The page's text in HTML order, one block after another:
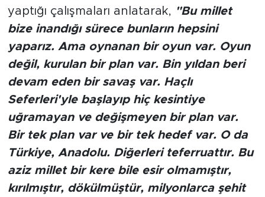
yaptığı çalışmaları anlatarak, "Bu millet
bize inandığı sürece bunların hepsini
yaparız. Ama oynanan bir oyun var. Oyun
değil, kurulan bir plan var. Bin yıldan beri
devam eden bir savaş var. Haçlı
Seferleri'yle başlayıp hiç kesintiye
uğramayan ve değişmeyen bir plan var.
Bir tek plan var ve bir tek hedef var. O da
Türkiye, Anadolu. Diğerleri teferruattır. Bu
aziz millet bir kere bile esir olmamıştır,
kırılmıştır, dökülmüştür, milyonlarca şehit